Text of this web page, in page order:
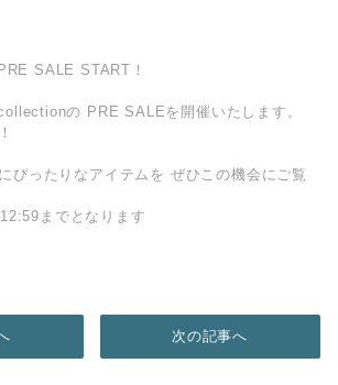
SALE START！
の PRE SALEを開催いたします。
ぴったりなアイテムを ぜひこの機会にご覧
までとなります
次の記事へ